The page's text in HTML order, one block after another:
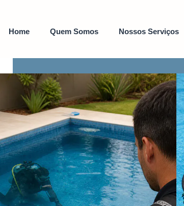
Home Quem Somos Nossos Serviços